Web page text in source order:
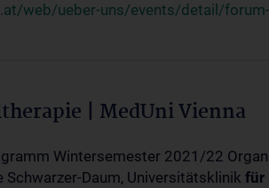
web/ueber-uns/events/detail/
| MedUni Vienna
Wintersemester 2021/22
Daum, Universitätsklinik für